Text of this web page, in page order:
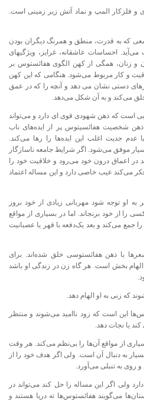
و فلزکار المپ و نماد آتش زیر زمینی است.
که به قدرت، منطق و همرنگ دیگران بودن
احساسات عاشقانه، غرایز، ویژگیهای
و زنان، همگی از کهن الگوی هفائستوس بر
و کار مربوط می‌شود. هنگامی که این کهن
دستی نشان می دهد و آنچه را که در عمق
می‌کند و به آن شکل می‌دهد.
است که ذهن شهودی قوی ای دارد و می‌تواند
ذهن شخصیت هفائسیتوس پر از ایده‌های ناب
عدم جدیت اغلب این ایده‌ها را رها می‌کند.
موفق می‌شود. اگر شرایط جامعه ناسازگار
در اعماق درون خود می‌رود و خلاقیت خود را
می‌کند عیب خاصی دارد و این مساله اعتماد
او توجه شود مهربانی زیادی از خود بروز
از خود برنجاند. اما در بسیاری از مواقع
جمع می‌کند و بعد یک‌دفعه با قهر یا عصبانیت
با ذهن هفائستوسی خلق شده‌اند. برای
بخش است. هر گاه زن در زندگی او باشد
که زنی به او الهام دهد.
این است که زود ناامید می‌شوند و منتظر
یا نجات دهد.
از مواقع آن‌ها را بی‌نظم می‌کند. هر وقت
به دنبال آن است. ولی اگر هدف خود را از
روی به تنبلی می‌آورد.
ولی اگر این مساله را حل کند می‌تواند در
می‌گویند هفائستوس‌ها ته دریا هستند و